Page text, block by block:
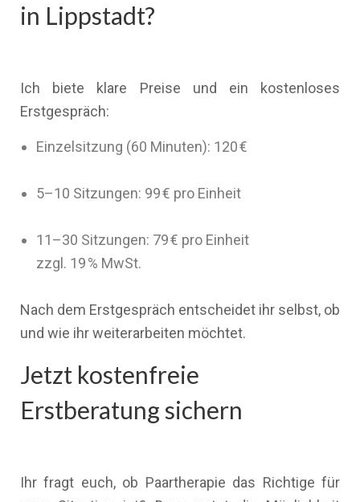
in Lippstadt?
Ich biete klare Preise und ein kostenloses
Erstgespräch:
Einzelsitzung (60 Minuten): 120 €
5–10 Sitzungen: 99 € pro Einheit
11–30 Sitzungen: 79 € pro Einheit
zzgl. 19 % MwSt.
Nach dem Erstgespräch entscheidet ihr selbst, ob
und wie ihr weiterarbeiten möchtet.
Jetzt kostenfreie
Erstberatung sichern
Ihr fragt euch, ob Paartherapie das Richtige für